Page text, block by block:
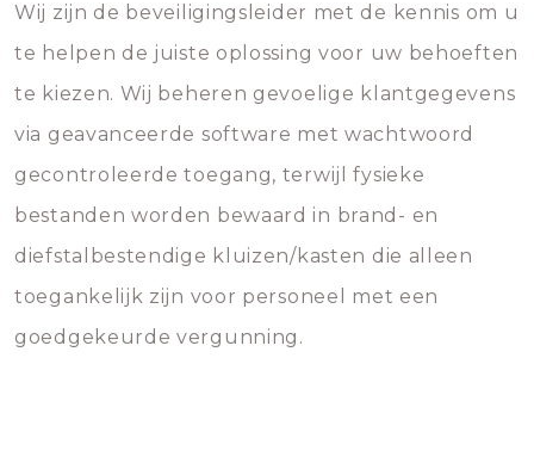
Wij zijn de beveiligingsleider met de kennis om u
te helpen de juiste oplossing voor uw behoeften
te kiezen. Wij beheren gevoelige klantgegevens
via geavanceerde software met wachtwoord
gecontroleerde toegang, terwijl fysieke
bestanden worden bewaard in brand- en
diefstalbestendige kluizen/kasten die alleen
toegankelijk zijn voor personeel met een
goedgekeurde vergunning.